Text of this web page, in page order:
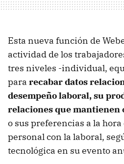
Esta nueva función de
actividad de los
tres niveles -individual,
para recabar datos
desempeño laboral, su
relaciones que mantienen
o sus preferencias a la
personal con la laboral,
tecnológica en su evento